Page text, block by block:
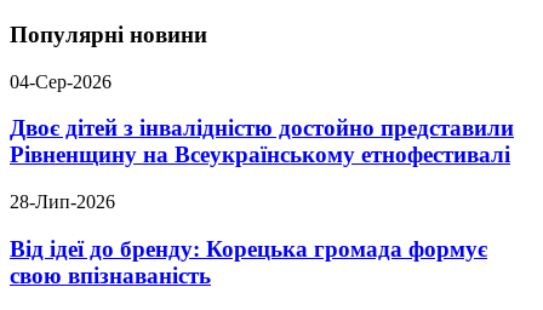
Популярні новини
04-Сер-2026
Двоє дітей з інвалідністю достойно представили
Рівненщину на Всеукраїнському етнофестивалі
28-Лип-2026
Від ідеї до бренду: Корецька громада формує
свою впізнаваність